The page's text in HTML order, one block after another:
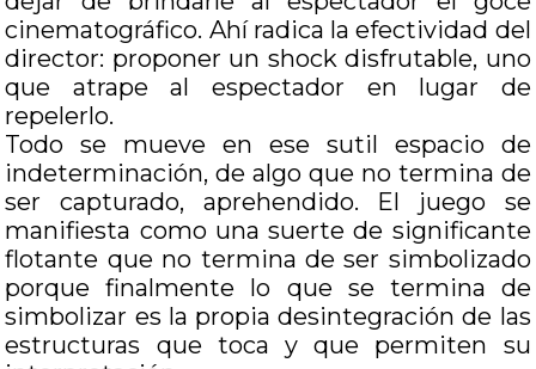
cinematográfico. Ahí radica la efectividad del
director: proponer un shock disfrutable, uno
que atrape al espectador en lugar de
repelerlo.
Todo se mueve en ese sutil espacio de
indeterminación, de algo que no termina de
ser capturado, aprehendido. El juego se
manifiesta como una suerte de significante
flotante que no termina de ser simbolizado
porque finalmente lo que se termina de
simbolizar es la propia desintegración de las
estructuras que toca y que permiten su